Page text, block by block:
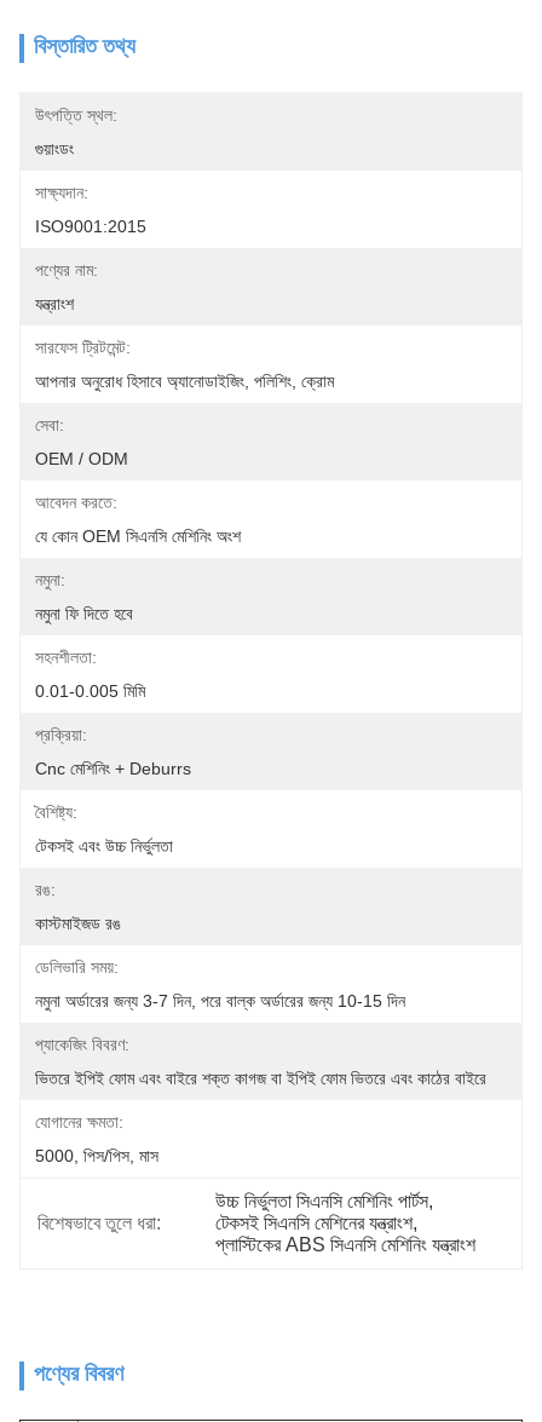
বিস্তারিত তথ্য
উৎপত্তি স্থল:
গুয়াংডং
সাক্ষ্যদান:
ISO9001:2015
পণ্যের নাম:
যন্ত্রাংশ
সারফেস ট্রিটমেন্ট:
আপনার অনুরোধ হিসাবে অ্যানোডাইজিং, পলিশিং, ক্রোম
সেবা:
OEM / ODM
আবেদন করতে:
যে কোন OEM সিএনসি মেশিনিং অংশ
নমুনা:
নমুনা ফি দিতে হবে
সহনশীলতা:
0.01-0.005 মিমি
প্রক্রিয়া:
Cnc মেশিনিং + Deburrs
বৈশিষ্ট্য:
টেকসই এবং উচ্চ নির্ভুলতা
রঙ:
কাস্টমাইজড রঙ
ডেলিভারি সময়:
নমুনা অর্ডারের জন্য 3-7 দিন, পরে বাল্ক অর্ডারের জন্য 10-15 দিন
প্যাকেজিং বিবরণ:
ভিতরে ইপিই ফোম এবং বাইরে শক্ত কাগজ বা ইপিই ফোম ভিতরে এবং কাঠের বাইরে
যোগানের ক্ষমতা:
5000, পিস/পিস, মাস
বিশেষভাবে তুলে ধরা:
উচ্চ নির্ভুলতা সিএনসি মেশিনিং পার্টস,
টেকসই সিএনসি মেশিনের যন্ত্রাংশ,
প্লাস্টিকের ABS সিএনসি মেশিনিং যন্ত্রাংশ
পণ্যের বিবরণ